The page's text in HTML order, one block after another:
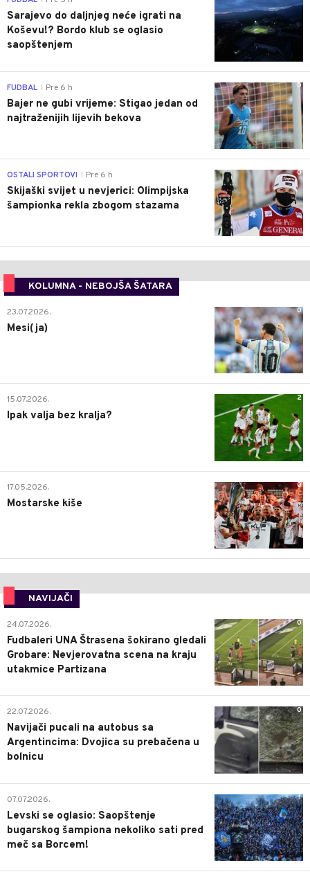
Sarajevo do daljnjeg neće igrati na
Koševu!? Bordo klub se oglasio
saopštenjem
0
FUDBAL Pre 6 h
Bajer ne gubi vrijeme: Stigao jedan od
najtraženijih lijevih bekova
0
OSTALI SPORTOVI Pre 6 h
Skijaški svijet u nevjerici: Olimpijska
šampionka rekla zbogom stazama
KOLUMNA - NEBOJŠA ŠATARA
0
23.07.2026.
Mesi(ja)
2
15.07.2026.
Ipak valja bez kralja?
0
17.05.2026.
Mostarske kiše
NAVIJAČI
0
24.07.2026.
Fudbaleri UNA Štrasena šokirano gledali
Grobare: Nevjerovatna scena na kraju
utakmice Partizana
0
22.07.2026.
Navijači pucali na autobus sa
Argentincima: Dvojica su prebačena u
bolnicu
1
07.07.2026.
Levski se oglasio: Saopštenje
bugarskog šampiona nekoliko sati pred
meč sa Borcem!